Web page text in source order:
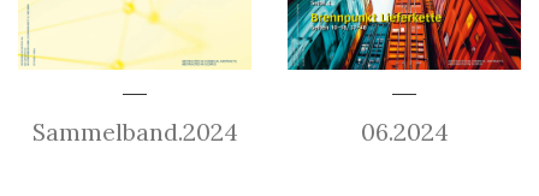
Sammelband.2024 06.2024